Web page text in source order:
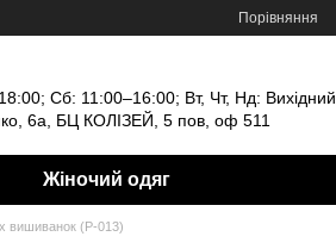
Порівняння
Сб: 11:00–16:00; Вт, Чт, Нд: Вихідний
6а, БЦ КОЛІЗЕЙ, 5 пов, оф 511
Жіночий одяг
вишиванок (P-013)